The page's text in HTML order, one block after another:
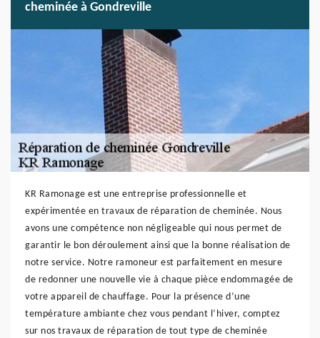
cheminée à Gondreville
KR Ramonage est une entreprise professionnelle et
expérimentée en travaux de réparation de cheminée. Nous
avons une compétence non négligeable qui nous permet de
garantir le bon déroulement ainsi que la bonne réalisation de
notre service. Notre ramoneur est parfaitement en mesure
de redonner une nouvelle vie à chaque pièce endommagée de
votre appareil de chauffage. Pour la présence d’une
température ambiante chez vous pendant l’hiver, comptez
sur nos travaux de réparation de tout type de cheminée